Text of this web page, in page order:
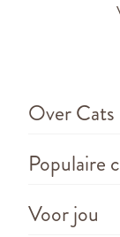
Over
Populaire
Voor jou